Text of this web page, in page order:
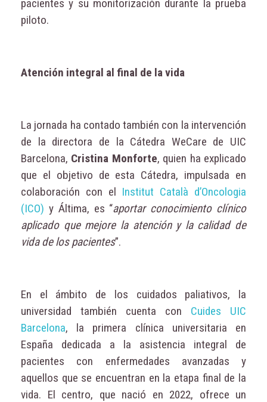
pacientes y su monitorización durante la prueba
piloto.
Atención integral al final de la vida
La jornada ha contado también con la intervención
de la directora de la Cátedra WeCare de UIC
Barcelona, Cristina Monforte, quien ha explicado
que el objetivo de esta Cátedra, impulsada en
colaboración con el Institut Català d’Oncologia
(ICO) y Áltima, es “aportar conocimiento clínico
aplicado que mejore la atención y la calidad de
vida de los pacientes”.
En el ámbito de los cuidados paliativos, la
universidad también cuenta con Cuides UIC
Barcelona, la primera clínica universitaria en
España dedicada a la asistencia integral de
pacientes con enfermedades avanzadas y
aquellos que se encuentran en la etapa final de la
vida. El centro, que nació en 2022, ofrece un